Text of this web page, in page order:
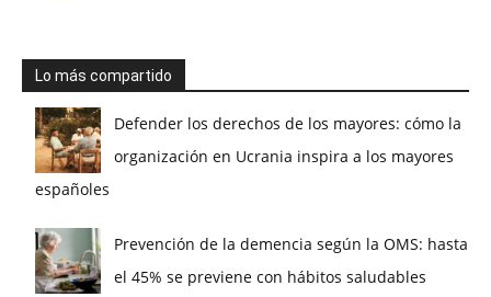
Lo más compartido
Defender los derechos de los mayores: cómo la
organización en Ucrania inspira a los mayores
españoles
Prevención de la demencia según la OMS: hasta
el 45% se previene con hábitos saludables